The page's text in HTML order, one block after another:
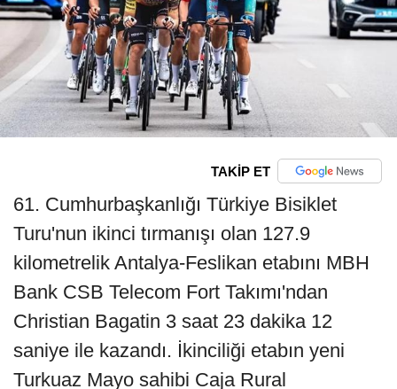
TAKİP ET
61. Cumhurbaşkanlığı Türkiye Bisiklet
Turu'nun ikinci tırmanışı olan 127.9
kilometrelik Antalya-Feslikan etabını MBH
Bank CSB Telecom Fort Takımı'ndan
Christian Bagatin 3 saat 23 dakika 12
saniye ile kazandı. İkinciliği etabın yeni
Turkuaz Mayo sahibi Caja Rural